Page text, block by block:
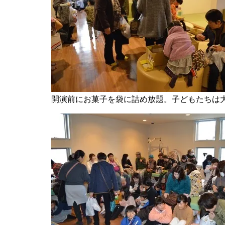
開演前にお菓子を袋に詰め放題。子どもたちは